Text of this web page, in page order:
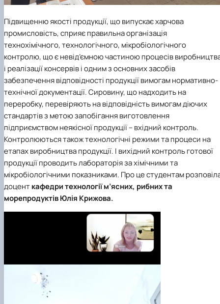
Підвищенню якості продукції, що випускає харчова
промисловість, сприяє правильна організація
технохімічного, технологічного, мікробіологічного
контролю, що є невід’ємною частиною процесів
і реалізації консервів і одним з основних засобів
забезпечення відповідності продукції вимогам нормативно-
технічної документації. Сировину, що надходить на
переробку, перевіряють на відповідність вимогам діючих
стандартів з метою запобігання виготовлення
підприємством неякісної продукції – вхідний контроль.
Контролюються також технологічні режими та процеси на
етапах виробництва продукції. І вихідний контроль готової
продукції проводить лабораторія за хімічними та
мікробіологічними показниками. Про це студентам
доценткафедри технології м’ясних, рибних та
морепродуктівЮлія Крижова.